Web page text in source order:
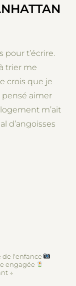
pour t’écrire.
trier me
crois que je
pensé aimer
m’ait
d’angoisses
YORK CITY –
de l'enfance
engagée
↓